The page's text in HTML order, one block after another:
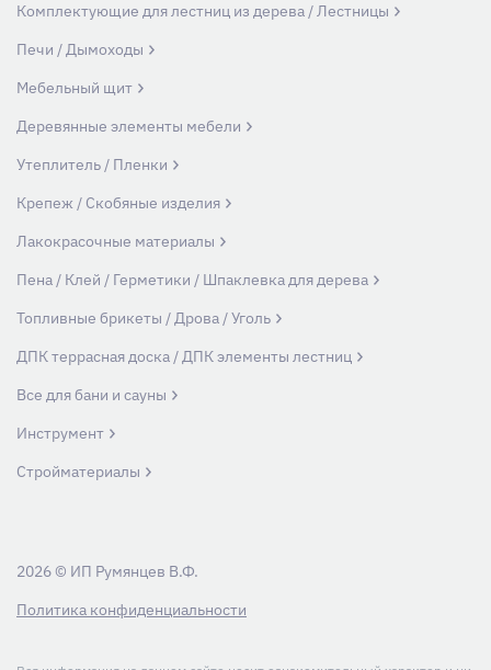
Комплектующие для лестниц из дерева / Лестницы
Печи / Дымоходы
Мебельный щит
Деревянные элементы мебели
Утеплитель / Пленки
Крепеж / Скобяные изделия
Лакокрасочные материалы
Пена / Клей / Герметики / Шпаклевка для дерева
Топливные брикеты / Дрова / Уголь
ДПК террасная доска / ДПК элементы лестниц
Все для бани и сауны
Инструмент
Стройматериалы
Политика конфиденциальности
2026 © ИП Румянцев В.Ф.